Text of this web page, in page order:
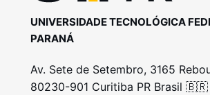
UNIVERSIDADE TECNOLÓGICA
PARANÁ
Av. Sete de Setembro, 3165
80230-901 Curitiba PR Brasil 🇧🇷